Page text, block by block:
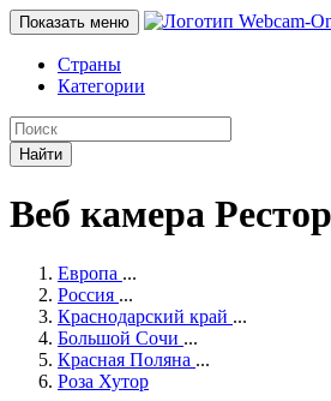
Показать меню
Страны
Категории
Найти
Веб камера
Европа ...
Россия ...
Краснодарский край ...
Большой Сочи ...
Красная Поляна ...
Роза Хутор